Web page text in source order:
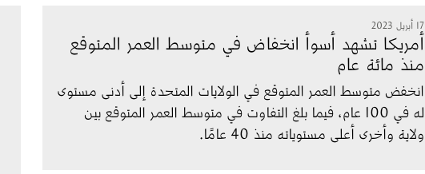
17 أبريل 2023
أمريكا تشهد أسوأ انخفاض في متوسط العمر المتوقع
منذ مائة عام
انخفض متوسط العمر المتوقع في الولايات المتحدة إلى أدنى مستوى
له في 100 عام، فيما بلغ التفاوت في متوسط العمر المتوقع بين
ولاية وأخرى أعلى مستوياته منذ 40 عامًا.